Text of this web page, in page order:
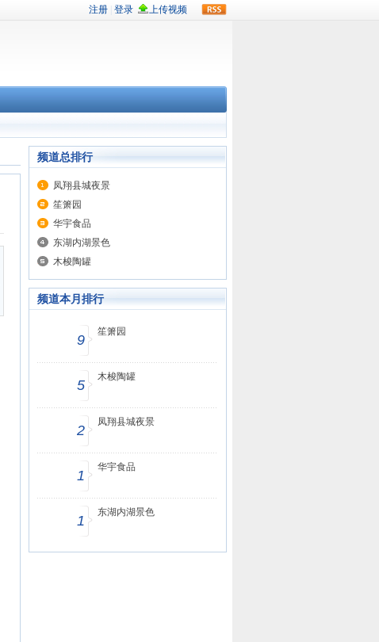
频道总排行
凤翔县城夜景
笙箫园
华宇食品
东湖内湖景色
木梭陶罐
频道本月排行
9
笙箫园
5
木梭陶罐
2
凤翔县城夜景
1
华宇食品
1
东湖内湖景色